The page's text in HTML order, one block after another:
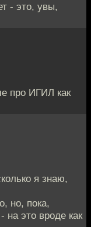
- это, увы,
про ИГИЛ как
я знаю,
но, пока,
это вроде как